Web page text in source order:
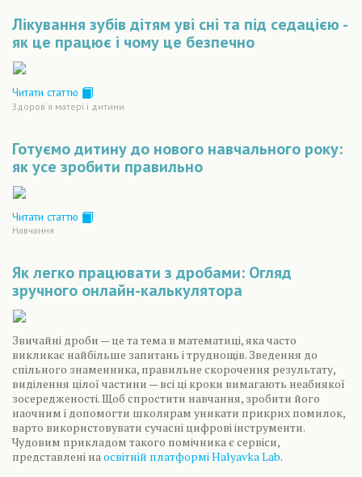
Лікування зубів дітям уві сні та під седацією -
як це працює і чому це безпечно
Читати статтю
Здоров´я матері і дитини
Готуємо дитину до нового навчального року:
як усе зробити правильно
Читати статтю
Навчання
Як легко працювати з дробами: Огляд
зручного онлайн-калькулятора
Звичайні дроби — це та тема в математиці, яка часто
викликає найбільше запитань і труднощів. Зведення до
спільного знаменника, правильне скорочення результату,
виділення цілої частини — всі ці кроки вимагають неабиякої
зосередженості. Щоб спростити навчання, зробити його
наочним і допомогти школярам уникати прикрих помилок,
варто використовувати сучасні цифрові інструменти.
Чудовим прикладом такого помічника є сервіси,
представлені на освітній платформі Halyavka Lab.